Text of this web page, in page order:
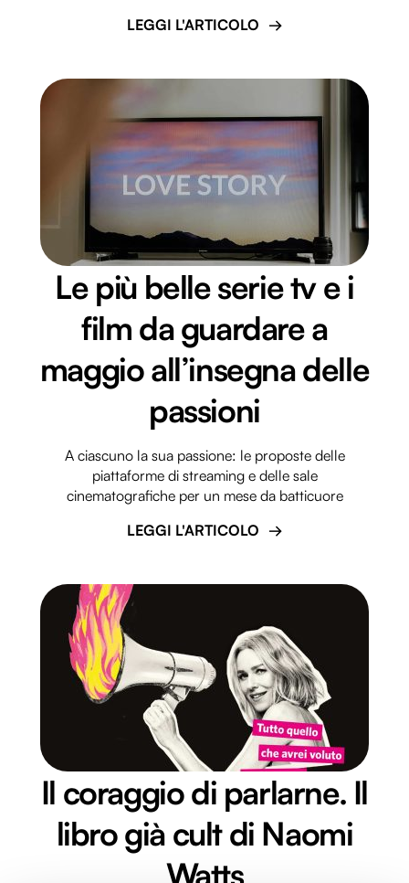
LEGGI L'ARTICOLO
Le più belle serie tv e i
film da guardare a
maggio all’insegna delle
passioni
A ciascuno la sua passione: le proposte delle
piattaforme di streaming e delle sale
cinematografiche per un mese da batticuore
LEGGI L'ARTICOLO
Il coraggio di parlarne. Il
libro già cult di Naomi
Watts